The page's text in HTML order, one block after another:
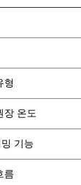
형
장 온도
기능
름